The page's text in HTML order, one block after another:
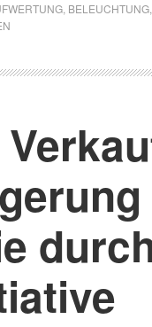
BELEUCHTUNG